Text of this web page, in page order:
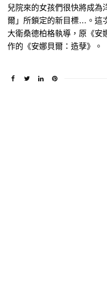
兒院來的女孩們很快將成為
爾」所鎖定的新目標…。這
大衛桑德柏格執導，原《安
作的《安娜貝爾：造孽》。